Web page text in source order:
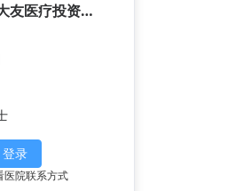
上海大友医疗投资管理有限公司
登录
医院联系方式